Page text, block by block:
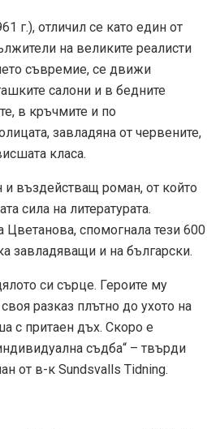
г.), отличил се като един от
на великите реалисти
съвремие, се движи
салони и в бедните
в кръчмите и по
завладяна от червените,
класа.
и въздействащ роман, от който
сила на литературата.
Цветанова, спомогнала тези 600
завладяващи и на български.
си сърце. Героите му
разказ плътно до ухото на
с притаен дъх. Скоро е
съдба“ – твърди
от в-к Sundsvalls Tidning.